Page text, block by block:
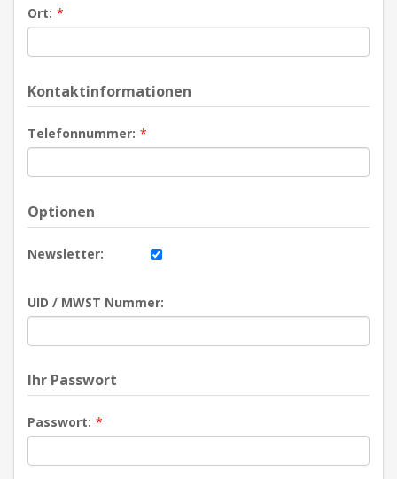
Ort: *
Kontaktinformationen
Telefonnummer: *
Optionen
Newsletter:
UID / MWST Nummer:
Ihr Passwort
Passwort: *